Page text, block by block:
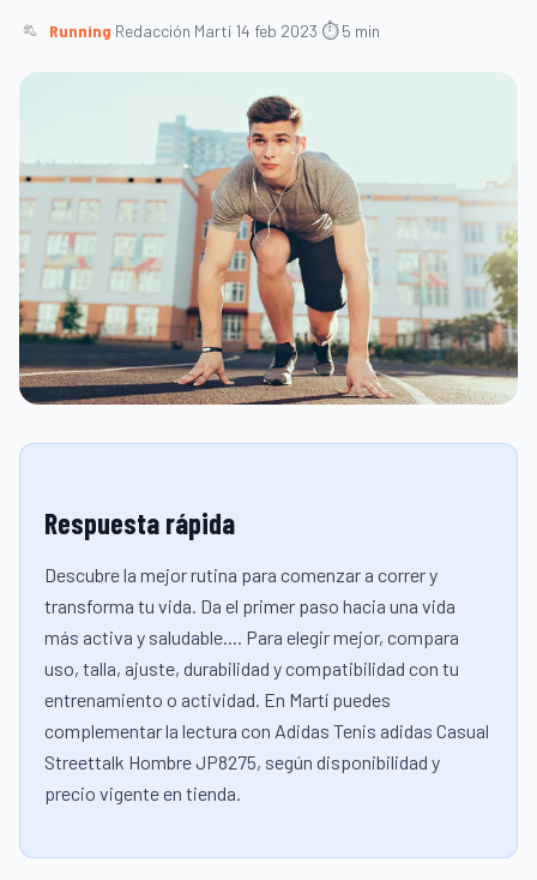
Running·Redacción Martí·14 feb 2023·⏱ 5 min
Respuesta rápida
Descubre la mejor rutina para comenzar a correr y
transforma tu vida. Da el primer paso hacia una vida
más activa y saludable.... Para elegir mejor, compara
uso, talla, ajuste, durabilidad y compatibilidad con tu
entrenamiento o actividad. En Martí puedes
complementar la lectura con Adidas Tenis adidas Casual
Streettalk Hombre JP8275, según disponibilidad y
precio vigente en tienda.